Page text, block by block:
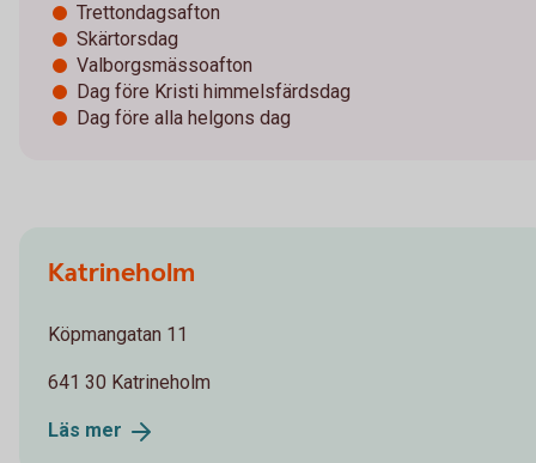
Trettondagsafton
Skärtorsdag
Valborgsmässoafton
Dag före Kristi himmelsfärdsdag
Dag före alla helgons dag
Katrineholm
Köpmangatan 11
641 30 Katrineholm
Läs mer